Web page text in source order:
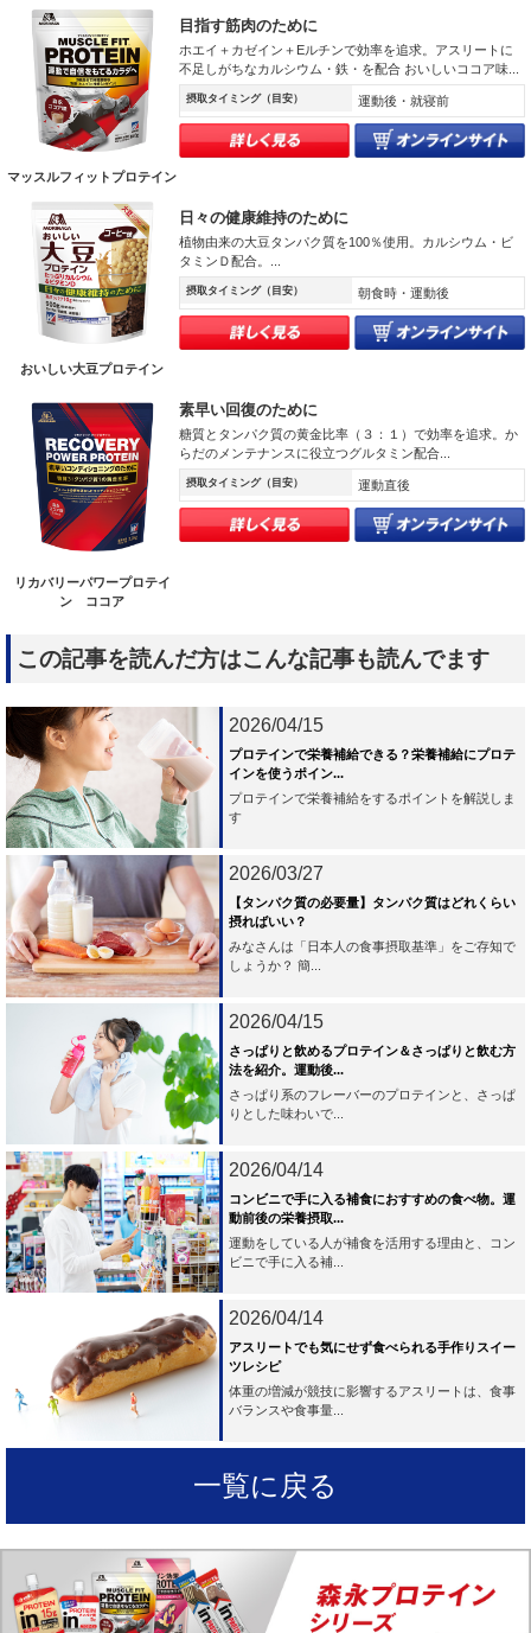
マッスルフィットプロテイン
目指す筋肉のために
ホエイ＋カゼイン＋Eルチンで効率を追求。アスリートに
不足しがちなカルシウム・鉄・を配合 おいしいココア味...
摂取タイミング（目安） 運動後・就寝前
おいしい大豆プロテイン
日々の健康維持のために
植物由来の大豆タンパク質を100％使用。カルシウム・ビ
タミンＤ配合。...
摂取タイミング（目安） 朝食時・運動後
リカバリーパワープロテイ
ン ココア
素早い回復のために
糖質とタンパク質の黄金比率（３：１）で効率を追求。か
らだのメンテナンスに役立つグルタミン配合...
摂取タイミング（目安） 運動直後
この記事を読んだ方はこんな記事も読んでます
2026/04/15
プロテインで栄養補給できる？栄養補給にプロテ
インを使うポイン...
プロテインで栄養補給をするポイントを解説しま
す
2026/03/27
【タンパク質の必要量】タンパク質はどれくらい
摂ればいい？
みなさんは「日本人の食事摂取基準」をご存知で
しょうか？ 簡...
2026/04/15
さっぱりと飲めるプロテイン＆さっぱりと飲む方
法を紹介。運動後...
さっぱり系のフレーバーのプロテインと、さっぱ
りとした味わいで...
2026/04/14
コンビニで手に入る補食におすすめの食べ物。運
動前後の栄養摂取...
運動をしている人が補食を活用する理由と、コン
ビニで手に入る補...
2026/04/14
アスリートでも気にせず食べられる手作りスイー
ツレシピ
体重の増減が競技に影響するアスリートは、食事
バランスや食事量...
一覧に戻る